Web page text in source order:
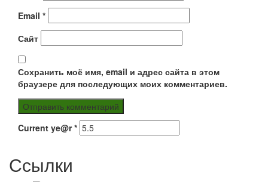
Email *
Сайт
Сохранить моё имя, email и адрес сайта в этом
браузере для последующих моих комментариев.
Current ye@r*
Ссылки